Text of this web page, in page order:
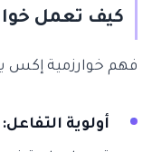
كيف تعمل
فهم خوارزمية إكس
أولوية التفاعل: